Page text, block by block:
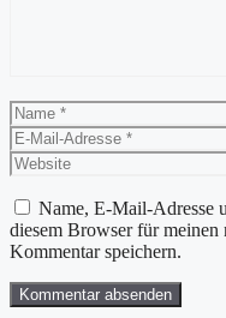
Name
Name, E-Mail-Adresse
diesem Browser für meinen
Kommentar speichern.